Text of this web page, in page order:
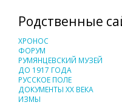
Родственные
ХРОНОС
ФОРУМ
РУМЯНЦЕВСКИЙ МУЗЕЙ
ДО 1917 ГОДА
РУССКОЕ ПОЛЕ
ДОКУМЕНТЫ XX ВЕКА
ИЗМЫ